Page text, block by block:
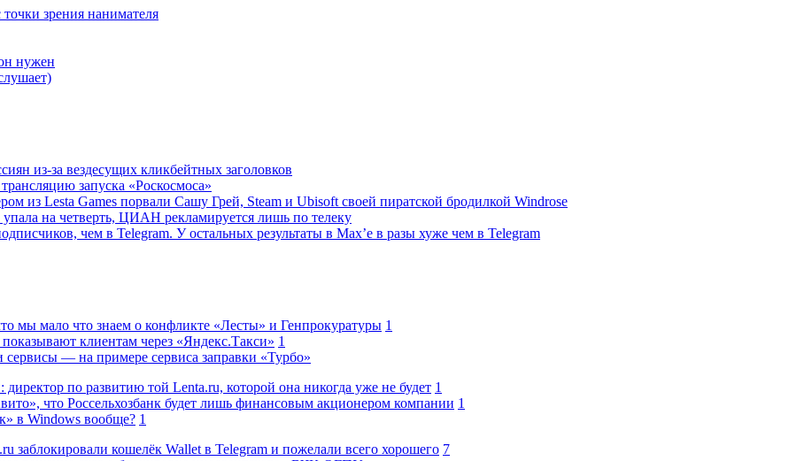
зрения нанимателя
нужен
из-за вездесущих кликбейтных заголовков
запуска «Роскосмоса»
из Lesta Games порвали Сашу Грей, Steam и Ubisoft своей пиратской бродилкой Windrose
на четверть, ЦИАН рекламируется лишь по телеку
чем в Telegram. У остальных результаты в Max’е в разы хуже чем в Telegram
мы мало что знаем о конфликте «Лесты» и Генпрокуратуры 1
клиентам через «Яндекс.Такси» 1
сервисы — на примере сервиса заправки «Турбо»
по развитию той Lenta.ru, которой она никогда уже не будет 1
что Россельхозбанк будет лишь финансовым акционером компании 1
в Windows вообще? 1
заблокировали кошелёк Wallet в Telegram и пожелали всего хорошего 7